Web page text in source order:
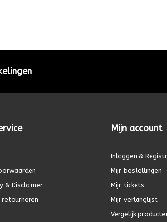
& Disclaimer
retourneren
Mijn account
Inloggen &
Mijn bestellingen
Mijn tickets
Mijn verlanglijst
Vergelijk